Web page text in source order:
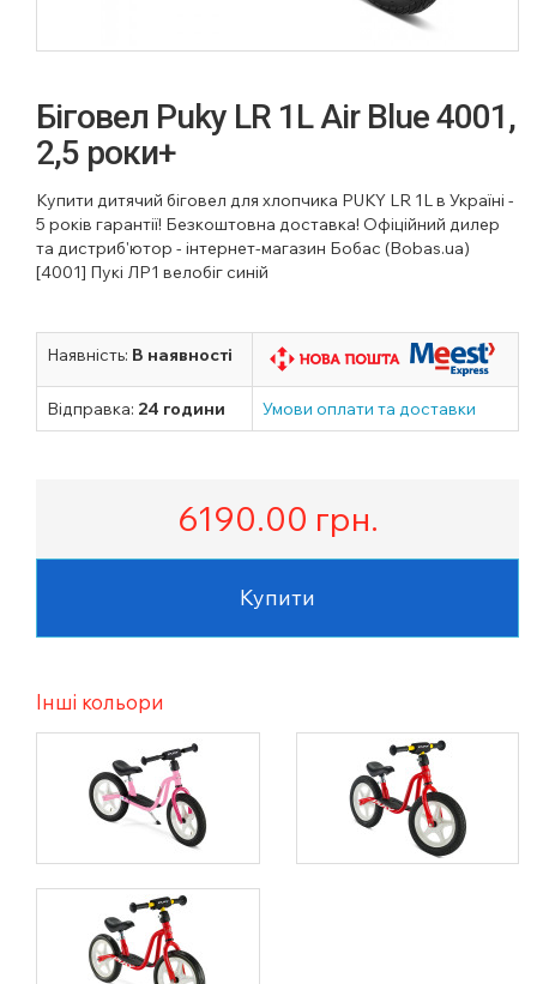
Біговел Puky LR 1L Air Blue 4001,
2,5 роки+
Купити дитячий біговел для хлопчика PUKY LR 1L в Україні -
5 років гарантії! Безкоштовна доставка! Офіційний дилер
та дистриб'ютор - інтернет-магазин Бобас (Bobas.ua)
[4001] Пукі ЛР1 велобіг синій
Наявність: В наявності
Відправка: 24 години Умови оплати та доставки
6190.00 грн.
Купити
Інші кольори